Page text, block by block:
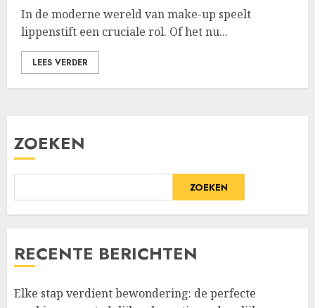
In de moderne wereld van make-up speelt
lippenstift een cruciale rol. Of het nu...
LEES VERDER
ZOEKEN
ZOEKEN
RECENTE BERICHTEN
Elke stap verdient bewondering: de perfecte